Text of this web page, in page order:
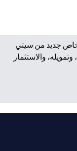
الاستثمار
ليس مؤشرًا
ترتفع أو تنخفض.
منتجات
(غير محلية)
قد تتسبب في
العملة المحلية
للأشخاص
الاستثمار
جديد من سيتي
والاستثمار